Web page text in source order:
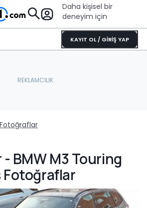
Daha kişisel bir
deneyim için
KAYIT OL / GİRİŞ YAP
Fotoğraflar
BMW M3 Touring
Fotoğraflar